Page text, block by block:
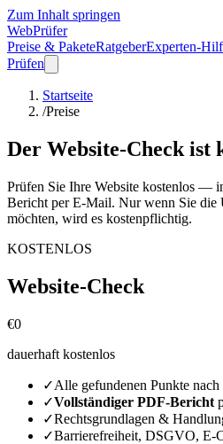
Zum Inhalt springen
WebPrüfer
Preise & PaketeRatgeberExperten-
Prüfen
Startseite
/Preise
Der Website-Check ist
Prüfen Sie Ihre Website kostenlos —
Bericht per E-Mail. Nur wenn Sie die
möchten, wird es kostenpflichtig.
KOSTENLOS
Website-Check
€0
dauerhaft kostenlos
✓Alle gefundenen Punkte
✓Vollständiger PDF-Bericht
✓Rechtsgrundlagen &
✓Barrierefreiheit, DSGVO, E-